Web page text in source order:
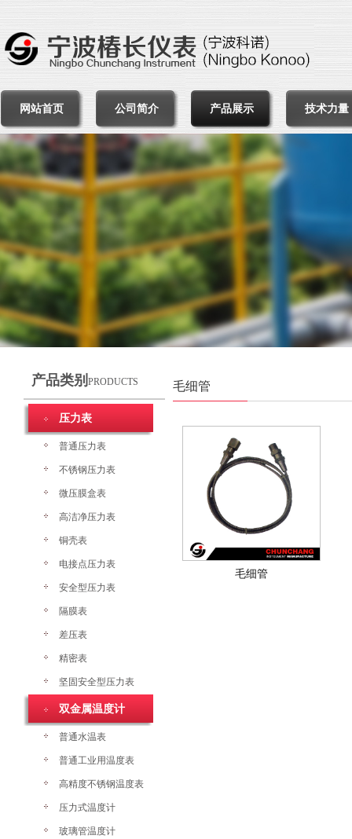
网站首页 公司简介 产品展示 技术力量
产品类别 PRODUCTS
压力表
普通压力表
不锈钢压力表
微压膜盒表
高洁净压力表
铜壳表
电接点压力表
安全型压力表
隔膜表
差压表
精密表
坚固安全型压力表
双金属温度计
普通水温表
普通工业用温度表
高精度不锈钢温度表
压力式温度计
玻璃管温度计
毛细管
毛细管